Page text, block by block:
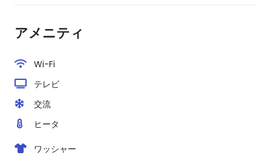
アメニティ
Wi-Fi
テレビ
交流
ヒータ
ワッシャー